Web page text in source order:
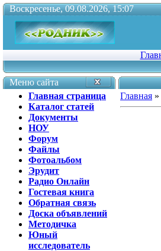
Воскресенье, 09.08.2026, 15:07
Меню сайта
Главная страница
Каталог статей
Документы
НОУ
Форум
Файлы
Фотоальбом
Эрудит
Радио Онлайн
Гостевая книга
Обратная связь
Доска объявлений
Методичка
Юный
исследователь
Главная »